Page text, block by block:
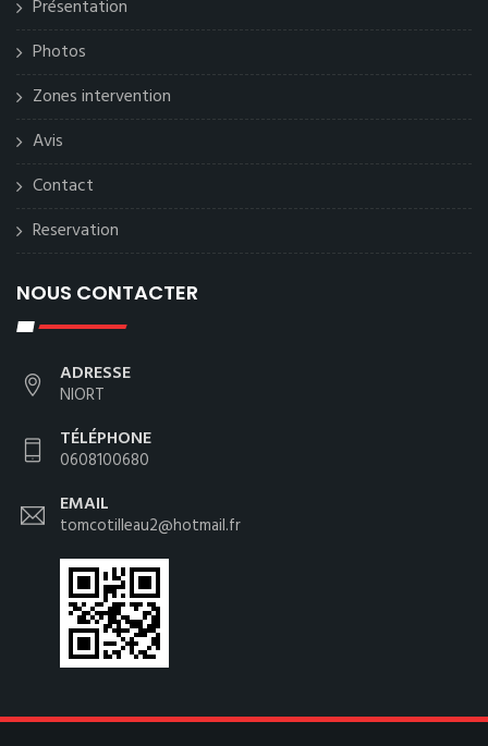
Présentation
Photos
Zones intervention
Avis
Contact
Reservation
NOUS CONTACTER
ADRESSE
NIORT
TÉLÉPHONE
0608100680
EMAIL
tomcotilleau2@hotmail.fr